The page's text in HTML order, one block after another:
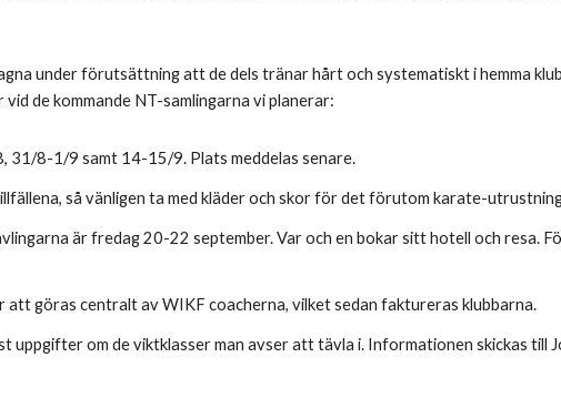
under förutsättning att de dels tränar hårt och systematiskt i hemma
de kommande NT-samlingarna vi planerar:
8-1/9 samt 14-15/9. Plats meddelas senare.
så vänligen ta med kläder och skor för det förutom karate-
är fredag 20-22 september. Var och en bokar sitt hotell och resa.
att göras centralt av WIKF coacherna, vilket sedan faktureras klubbarna.
uppgifter om de viktklasser man avser att tävla i. Informationen skickas till